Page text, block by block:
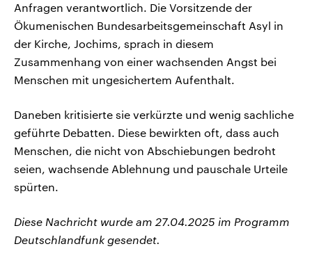
Anfragen verantwortlich. Die Vorsitzende der
Ökumenischen Bundesarbeitsgemeinschaft Asyl in
der Kirche, Jochims, sprach in diesem
Zusammenhang von einer wachsenden Angst bei
Menschen mit ungesichertem Aufenthalt.
Daneben kritisierte sie verkürzte und wenig sachliche
geführte Debatten. Diese bewirkten oft, dass auch
Menschen, die nicht von Abschiebungen bedroht
seien, wachsende Ablehnung und pauschale Urteile
spürten.
Diese Nachricht wurde am 27.04.2025 im Programm
Deutschlandfunk gesendet.